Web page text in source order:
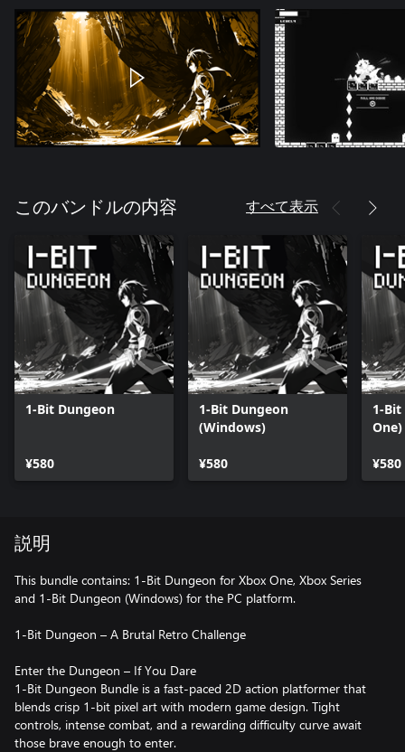
このバンドルの内容 すべて表示
1-Bit Dungeon
¥580
1-Bit Dungeon
(Windows)
¥580
1-
One)
¥580
説明
This bundle contains: 1-Bit Dungeon for Xbox One, Xbox Series
and 1-Bit Dungeon (Windows) for the PC platform.
1-Bit Dungeon – A Brutal Retro Challenge
Enter the Dungeon – If You Dare
1-Bit Dungeon Bundle is a fast-paced 2D action platformer that
blends crisp 1-bit pixel art with modern game design. Tight
controls, intense combat, and a rewarding difficulty curve await
those brave enough to enter.